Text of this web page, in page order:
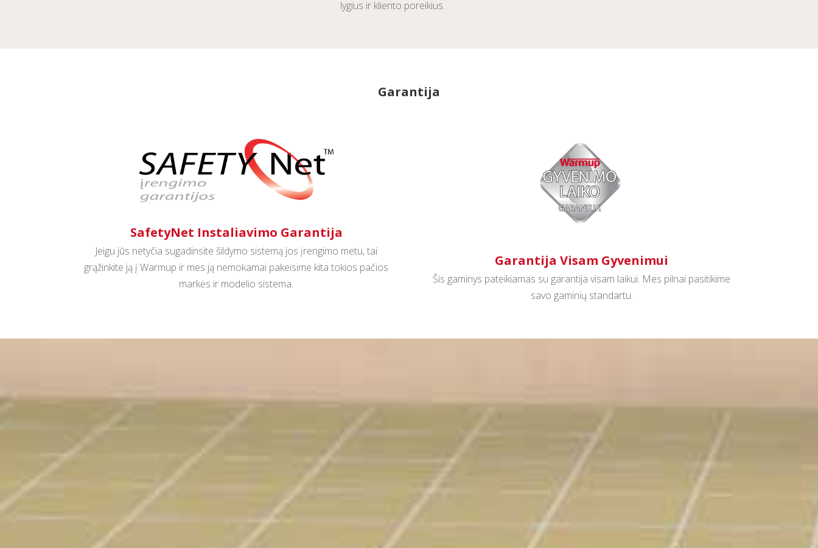
lygius ir kliento poreikius.
Garantija
SafetyNet Instaliavimo Garantija
Jeigu jūs netyčia sugadinsite šildymo sistemą jos įrengimo metu, tai
grąžinkite ją į Warmup ir mes ją nemokamai pakeisime kita tokios pačios
markės ir modelio sistema.
Garantija Visam Gyvenimui
Šis gaminys pateikiamas su garantija visam laikui. Mes pilnai pasitikime
savo gaminių standartu.